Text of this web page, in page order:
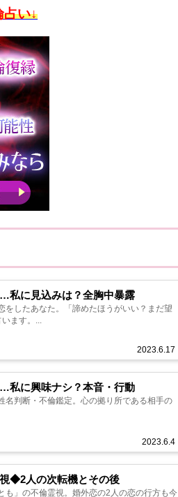
占い↓
私に見込みは？全胸中暴露
2023.6.17
をしたあなた。「諦めたほうがいい？まだ望
ます。...
私に興味ナシ？本音・行動
2023.6.4
名判断・不倫鑑定。心の拠り所である相手の
◆2人の次転機とその後
も」の不倫霊視。婚外恋の2人の恋の行方も今